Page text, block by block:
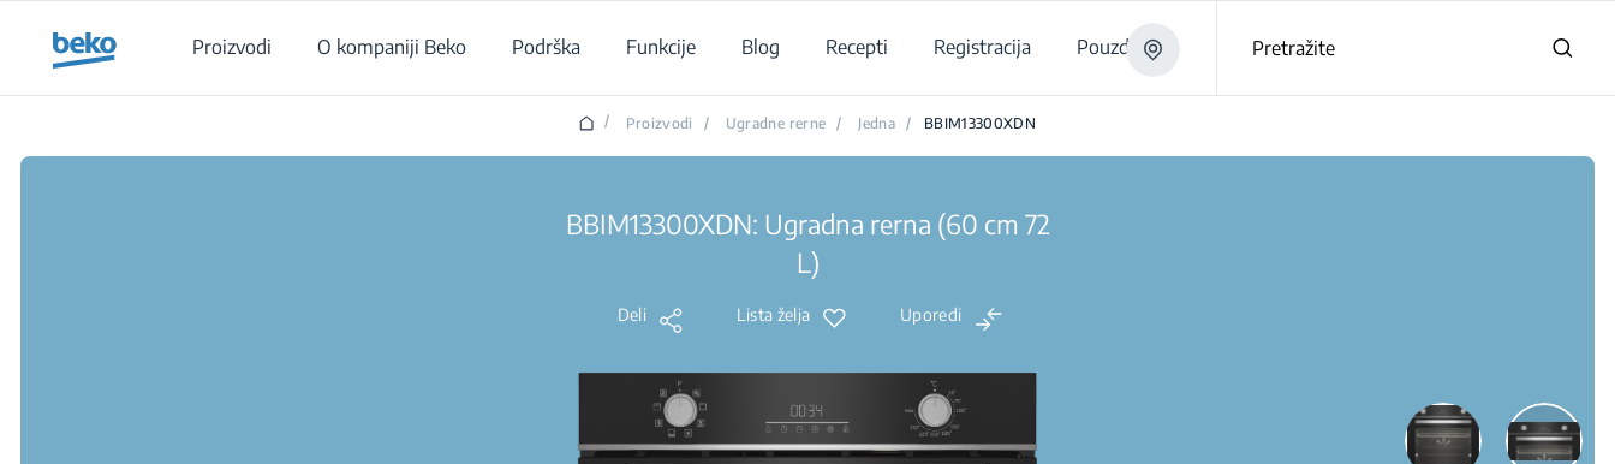
Proizvodi
O kompaniji Beko Podrška Funkcije Blog Recepti Registracija Pouzdano Pretražite
/ Proizvodi / Ugradne rerne / Jedna / BBIM13300XDN
BBIM13300XDN: Ugradna rerna (60 cm 72
L)
Deli Lista želja Uporedi